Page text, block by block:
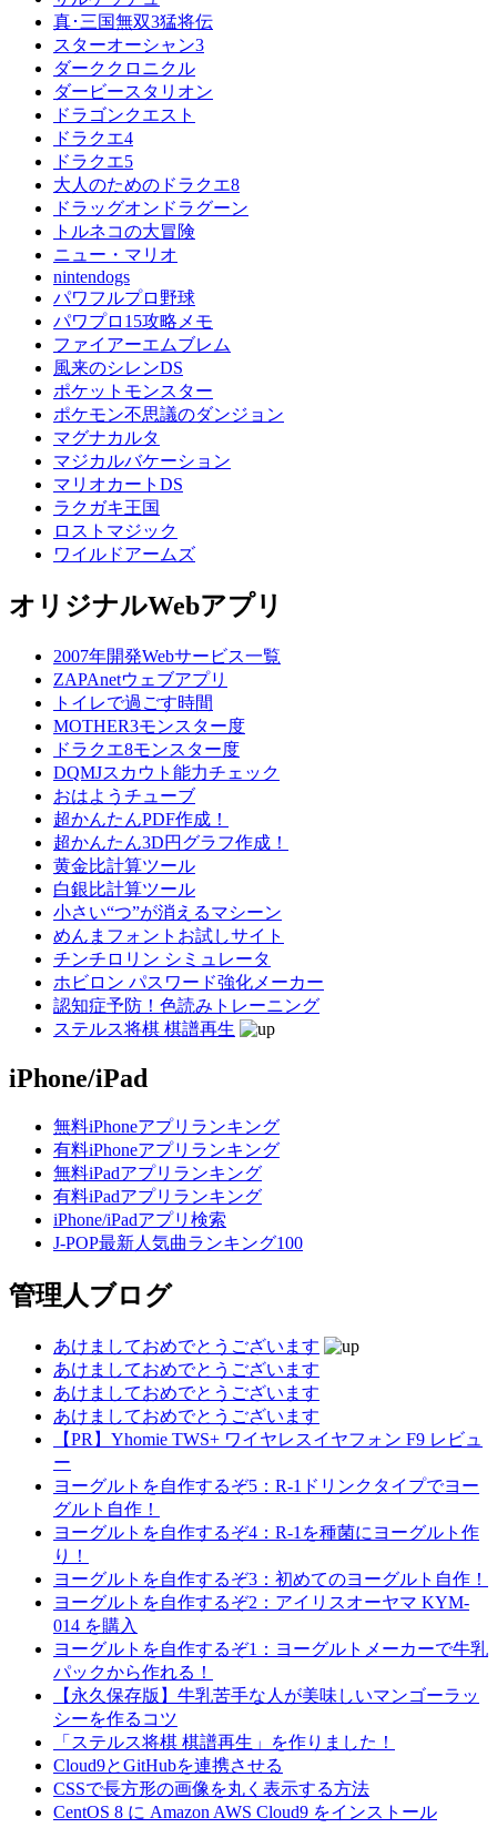
真･三国無双3猛将伝
スターオーシャン3
ダーククロニクル
ダービースタリオン
ドラゴンクエスト
ドラクエ4
ドラクエ5
大人のためのドラクエ8
ドラッグオンドラグーン
トルネコの大冒険
ニュー・マリオ
nintendogs
パワフルプロ野球
パワプロ15攻略メモ
ファイアーエムブレム
風来のシレンDS
ポケットモンスター
ポケモン不思議のダンジョン
マグナカルタ
マジカルバケーション
マリオカートDS
ラクガキ王国
ロストマジック
ワイルドアームズ
オリジナルWebアプリ
2007年開発Webサービス一覧
ZAPAnetウェブアプリ
トイレで過ごす時間
MOTHER3モンスター度
ドラクエ8モンスター度
DQMJスカウト能力チェック
おはようチューブ
超かんたんPDF作成！
超かんたん3D円グラフ作成！
黄金比計算ツール
白銀比計算ツール
小さい“つ”が消えるマシーン
めんまフォントお試しサイト
チンチロリン シミュレータ
ホビロン パスワード強化メーカー
認知症予防！色読みトレーニング
ステルス将棋 棋譜再生
iPhone/iPad
無料iPhoneアプリランキング
有料iPhoneアプリランキング
無料iPadアプリランキング
有料iPadアプリランキング
iPhone/iPadアプリ検索
J-POP最新人気曲ランキング100
管理人ブログ
あけましておめでとうございます
あけましておめでとうございます
あけましておめでとうございます
あけましておめでとうございます
【PR】Yhomie TWS+ ワイヤレスイヤフォン F9 レビュ
ー
ヨーグルトを自作するぞ5：R-1ドリンクタイプでヨー
グルト自作！
ヨーグルトを自作するぞ4：R-1を種菌にヨーグルト作
り！
ヨーグルトを自作するぞ3：初めてのヨーグルト自作！
ヨーグルトを自作するぞ2：アイリスオーヤマ KYM-
014 を購入
ヨーグルトを自作するぞ1：ヨーグルトメーカーで牛乳
パックから作れる！
【永久保存版】牛乳苦手な人が美味しいマンゴーラッ
シーを作るコツ
「ステルス将棋 棋譜再生」を作りました！
Cloud9とGitHubを連携させる
CSSで長方形の画像を丸く表示する方法
CentOS 8 に Amazon AWS Cloud9 をインストール